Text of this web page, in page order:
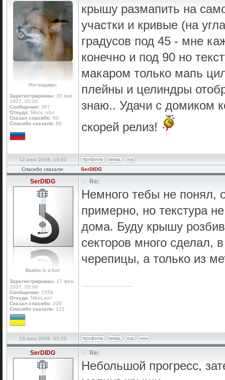
Нострадамус
Зарегистрирован: 30 янв
2007, 00:00
Сообщения: 367
Откуда: Моск. обл
Сказал спасибо: 80
Спасибо сказали: 88
крышу размапить на
участки и кривые (на
градусов под 45 - мне
конечно и под 90 но
макаром только мапь
плейны и целиндры
знаю.. Удачи с домиком
скорей релиз!
12 июн 2008, 13:40
Спасибо сказали:
SerDIDG
SerDIDG
Beatles is a live!
Зарегистрирован: 17 фев
2007, 00:00
Сообщения: 1559
Откуда: NikoLive!
Сказал спасибо: 209
Спасибо сказали: 121
Re:
Немного тебы не понял,
примерно, но текстура
дома. Буду крышу
секторов много сделал,
черепицы, а только из
13 июн 2008, 02:20
SerDIDG Re:
Небольшой прогресс,